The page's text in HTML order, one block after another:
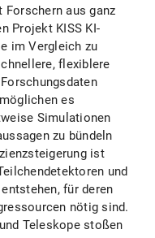
aus ganz
Projekt KISS KI-
im Vergleich zu
flexiblere
es
Simulationen
zu bündeln
ist
und
für deren
nötig sind.
Teleskope stoßen